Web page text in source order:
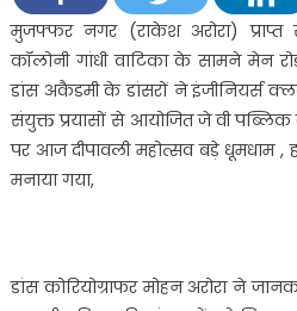
मुजफ्फर नगर (राकेश अरोरा) प्राप्त
कॉलोनी गांधी वाटिका के सामने मेन
डांस अकैडमी के डांसरों ने इंजीनियर्स
संयुक्त प्रयासों से आयोजित जे वी
पर आज दीपावली महोत्सव बड़े धूमधाम ,
मनाया गया,
डांस कोरियोग्राफर मोहन अरोरा ने